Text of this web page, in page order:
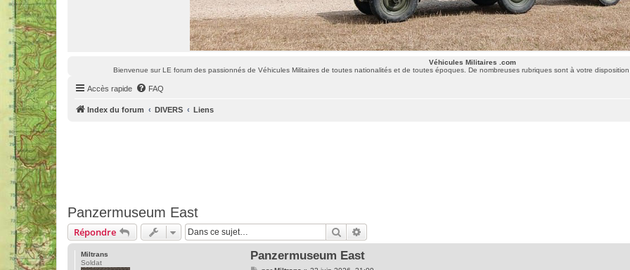
Véhicules Militaires .com
Bienvenue sur LE forum des passionnés de Véhicules Militaires de toutes nationalités et de toutes époques. De nombreuses rubriques sont à votre
Accès rapide FAQ
Index du forum DIVERS Liens
Panzermuseum East
Répondre Rechercher
Miltrans
Soldat
Panzermuseum East